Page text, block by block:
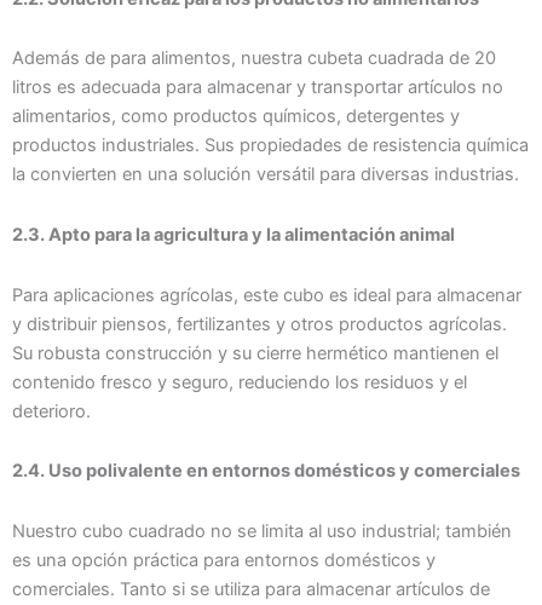
Además de para alimentos, nuestra cubeta cuadrada de 20
litros es adecuada para almacenar y transportar artículos no
alimentarios, como productos químicos, detergentes y
productos industriales. Sus propiedades de resistencia química
la convierten en una solución versátil para diversas industrias.
2.3. Apto para la agricultura y la alimentación animal
Para aplicaciones agrícolas, este cubo es ideal para almacenar
y distribuir piensos, fertilizantes y otros productos agrícolas.
Su robusta construcción y su cierre hermético mantienen el
contenido fresco y seguro, reduciendo los residuos y el
deterioro.
2.4. Uso polivalente en entornos domésticos y comerciales
Nuestro cubo cuadrado no se limita al uso industrial; también
es una opción práctica para entornos domésticos y
comerciales. Tanto si se utiliza para almacenar artículos de